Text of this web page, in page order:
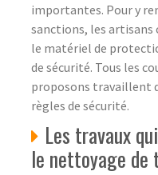
importantes. Pour y
sanctions, les
le matériel de
de sécurité. Tous les
proposons travaillent
règles de sécurité.
Les travaux
le nettoyage